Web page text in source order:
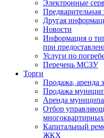
Электронные
Предварительная
Другая
Новости
Информация о
при
Услуги по
Перечень МСЗУ
Торги
Продажа, аренда
Продажа
Аренда
Отбор
Капитальный
ЖКХ